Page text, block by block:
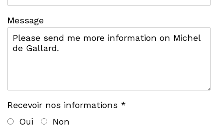
Message
Recevoir nos informations *
Oui
Non